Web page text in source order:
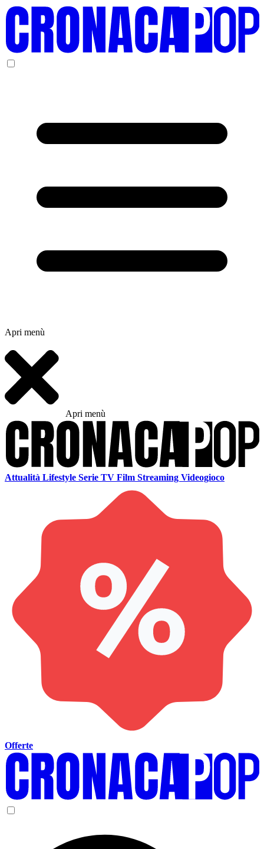
Apri menù
Apri menù
Attualità Lifestyle Serie TV Film Streaming Videogioco
Offerte